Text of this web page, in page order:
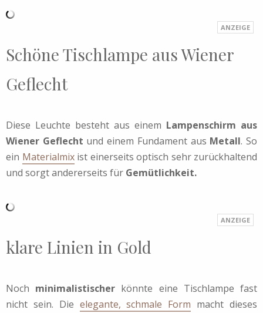
Schöne Tischlampe aus Wiener
Geflecht
Diese Leuchte besteht aus einem Lampenschirm aus
Wiener Geflecht und einem Fundament aus Metall. So
ein Materialmixist einerseits optisch sehr zurückhaltend
und sorgt andererseits für Gemütlichkeit.
klare Linien in Gold
Noch minimalistischer könnte eine Tischlampe fast
nicht sein. Die elegante, schmale Form macht dieses